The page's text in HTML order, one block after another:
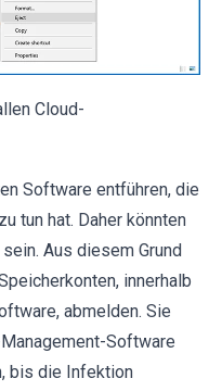
Cloud-
Software entführen, die
tun hat. Daher könnten
Aus diesem Grund
innerhalb
abmelden. Sie
Software
bis die Infektion